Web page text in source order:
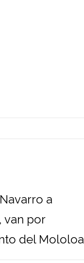
a
van por
del Mololoa